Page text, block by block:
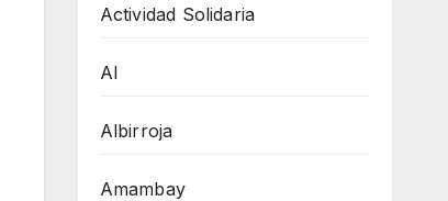
Actividad Solidaria
AI
Albirroja
Amambay